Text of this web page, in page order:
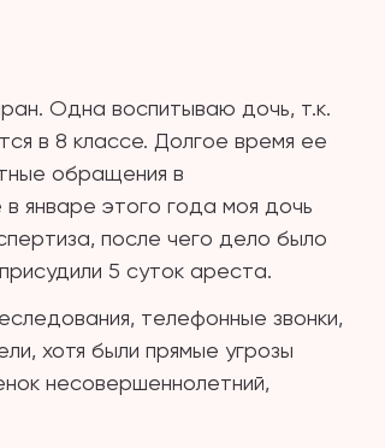
Одна воспитываю дочь, т.к.
в 8 классе. Долгое время ее
обращения в
январе этого года моя дочь
после чего дело было
5 суток ареста.
телефонные звонки,
хотя были прямые угрозы
несовершеннолетний,